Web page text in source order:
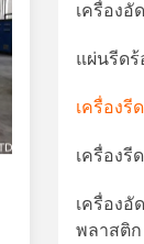
เครื่องอั
แผ่นรีดร้
เครื่องรี
เครื่องรี
เครื่องอั
พลาสติก